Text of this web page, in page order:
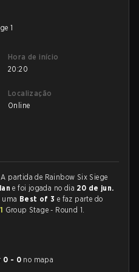
1
Hora de início
20:20
Localização
Online
A partida de Rainbow Six Siege
e foi jogada no dia 20 de jun.
Best of 3 e faz parte do
Group Stage - Round 1.
0 - 0 no mapa